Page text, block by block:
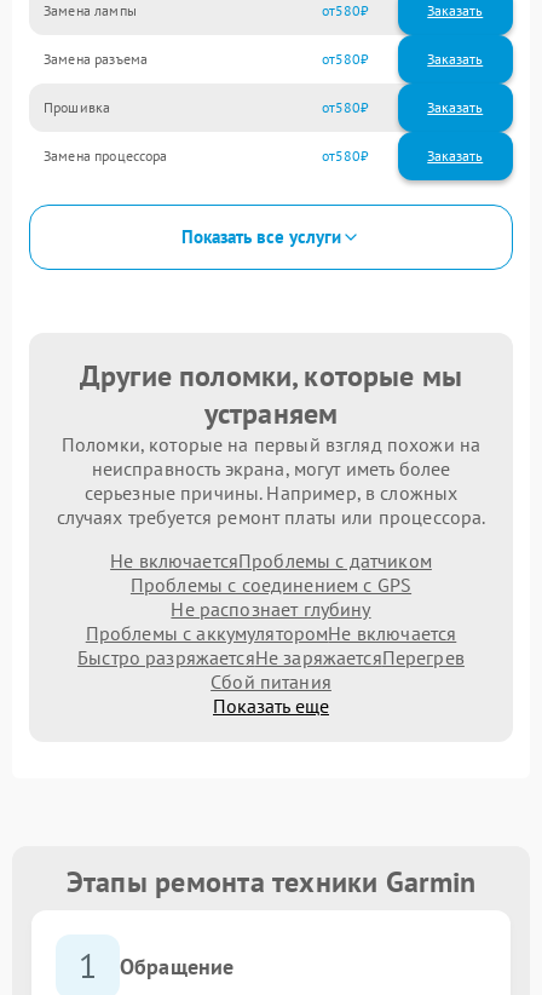
Замена лампы 580
Замена разъема 580
Прошивка 580
Замена процессора 580
Показать все услуги
Другие поломки, которые мы
устраняем
Поломки, которые на первый взгляд похожи на
неисправность экрана, могут иметь более
серьезные причины. Например, в сложных
случаях требуется ремонт платы или процессора.
Не включаетсяПроблемы с датчиком
Проблемы с соединением с GPS
Не распознает глубину
Проблемы с аккумуляторомНе включается
Быстро разряжаетсяНе заряжаетсяПерегрев
Сбой питания
Показать еще
Этапы ремонта техники Garmin
1 Обращение